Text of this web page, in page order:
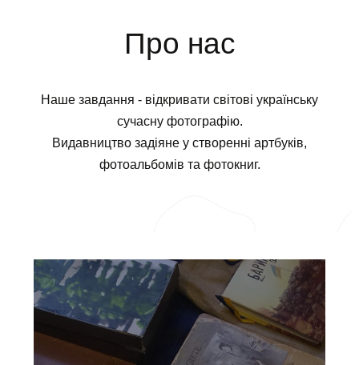
Про нас
Наше завдання - відкривати світові українську
сучасну фотографію.
Видавництво задіяне у створенні артбуків,
фотоальбомів та фотокниг.